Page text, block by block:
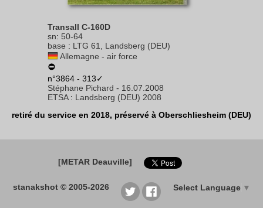
Transall C-160D
sn: 50-64
base : LTG 61, Landsberg (DEU)
Allemagne - air force
n°3864 - 313✓
Stéphane Pichard - 16.07.2008
ETSA: Landsberg (DEU) 2008
retiré du service en 2018, préservé à Oberschliesheim (DEU)
[METAR Deauville]
stanakshot © 2005-2026 Select Language ▼